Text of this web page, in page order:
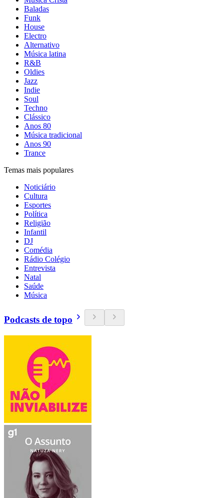
Baladas
Funk
House
Electro
Alternativo
Música latina
R&B
Oldies
Jazz
Indie
Soul
Techno
Clássico
Anos 80
Música tradicional
Anos 90
Trance
Temas mais populares
Noticiário
Cultura
Esportes
Política
Religião
Infantil
DJ
Comédia
Rádio Colégio
Entrevista
Natal
Saúde
Música
Podcasts de topo